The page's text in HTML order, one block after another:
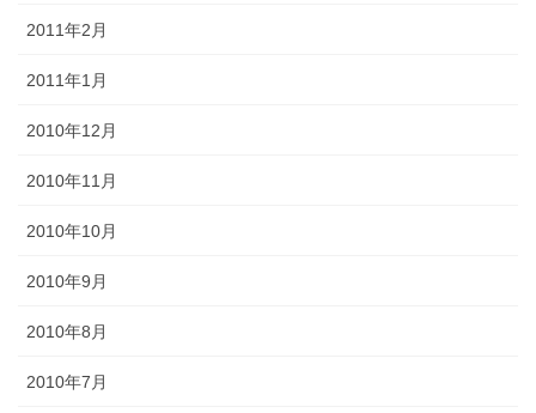
2011年2月
2011年1月
2010年12月
2010年11月
2010年10月
2010年9月
2010年8月
2010年7月